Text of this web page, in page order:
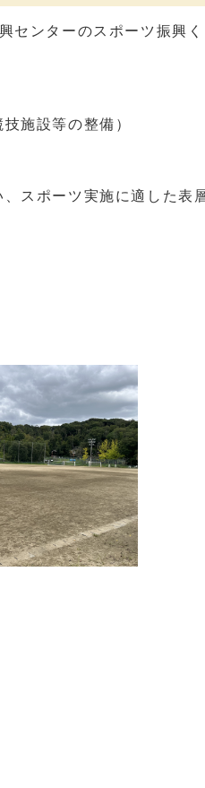
センターのスポーツ振興
施設等の整備）
スポーツ実施に適した表